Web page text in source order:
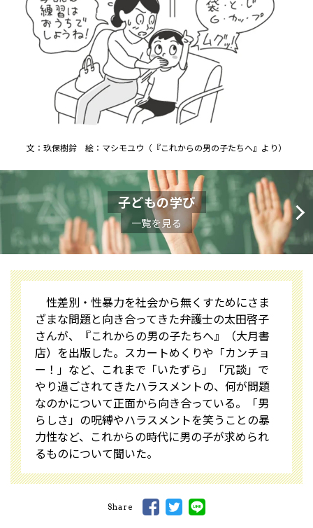
文：玖保樹鈴 絵：マシモユウ（『これからの男の子たちへ』より）
子どもの学び
一覧を見る
性差別・性暴力を社会から無くすためにさま
ざまな問題と向き合ってきた弁護士の太田啓子
さんが、『これからの男の子たちへ』（大月書
店）を出版した。スカートめくりや「カンチョ
ー！」など、これまで「いたずら」「冗談」で
やり過ごされてきたハラスメントの、何が問題
なのかについて正面から向き合っている。「男
らしさ」の呪縛やハラスメントを笑うことの暴
力性など、これからの時代に男の子が求められ
るものについて聞いた。
Share